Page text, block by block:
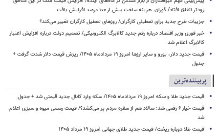
زودتر اتفاق افتاد/ گوران: هزینه ساخت بیش از ۱۰۰ درصد افزایش یافت
جزیبات طرح جدید برای تعطیلی کارگران/ روزهای تعطیل کارگران تغییر می‌کند؟
خبر فوری وزیر اقتصاد درباره رقم جدید کالابرگ الکترونیکی/ تصمیم دولت درباره افزایش اعتبار
کالابرگ اعلام شد
قیمت جدید دلار، یورو و سایر ارزها امروز ۱۹ مردادماه ۱۴۰۵/ ریزش قیمت دلار شدت گرفت +
جدول
پربیننده‌ترین
قیمت جدید طلا و سکه امروز ۱۹ مردادماه ۱۴۰۵/ سکه وارد کانال جدید قیمتی شد + جدول
قیمت خیار ۶ رقمی شد؛ سالاد هم از سفره مردم پر می‌کشد؟/ قیمت رسمی میوه و سبزی اعلام
شد
قیمت طلا دوباره ریخت/ قیمت جدید طلای جهانی امروز ۱۹ مرداد ۱۴۰۵